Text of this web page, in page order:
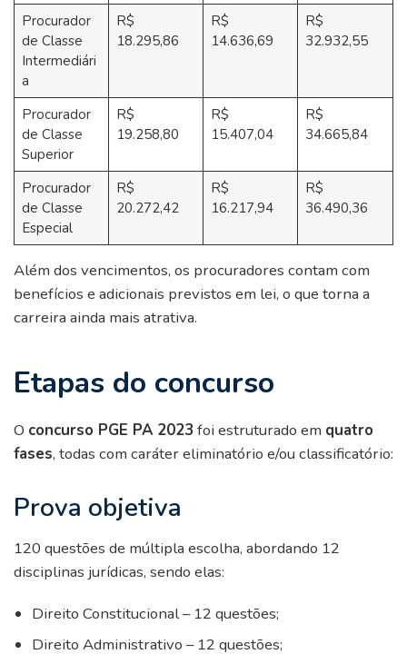
Procurador
de Classe
Intermediári
a
R$
18.295,86
R$
14.636,69
R$
32.932,55
Procurador
de Classe
Superior
R$
19.258,80
R$
15.407,04
R$
34.665,84
Procurador
de Classe
Especial
R$
20.272,42
R$
16.217,94
R$
36.490,36
Além dos vencimentos, os procuradores contam com
benefícios e adicionais previstos em lei, o que torna a
carreira ainda mais atrativa.
Etapas do concurso
O concurso PGE PA 2023 foi estruturado em quatro
fases, todas com caráter eliminatório e/ou classificatório:
Prova objetiva
120 questões de múltipla escolha, abordando 12
disciplinas jurídicas, sendo elas:
Direito Constitucional – 12 questões;
Direito Administrativo – 12 questões;